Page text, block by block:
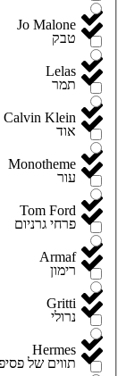
Jo Malone
Lelas
Calvin Klein
Monotheme
Tom Ford
Armaf
Gritti
Hermes
טבק
תמר
אוד
עור
פרחי גרניום
רימון
נרולי
תווים של